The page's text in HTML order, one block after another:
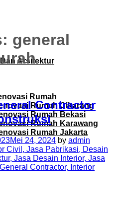
Arsitektur
Rumah
Rumah Cikarang
Rumah Bekasi
Rumah Karawang
Rumah Jakarta
general
Contractor
Mei 24, 2024 by admin